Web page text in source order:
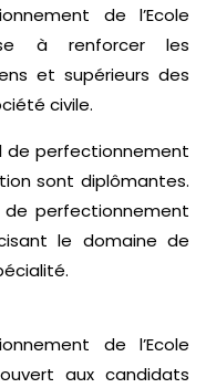
de l’Ecole
à renforcer les
et supérieurs des
civile.
de perfectionnement
sont diplômantes.
perfectionnement
le domaine de
de l’Ecole
aux candidats